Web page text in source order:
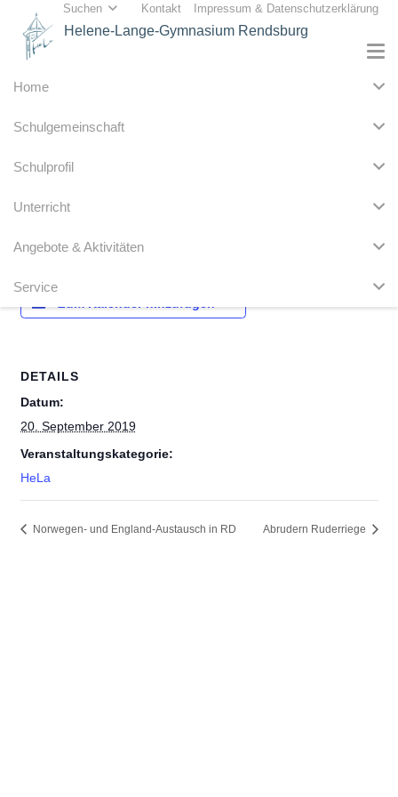
Suchen Kontakt Impressum & Datenschutzerklärung
Helene-Lange-Gymnasium Rendsburg
Home
Schulgemeinschaft
Schulprofil
Unterricht
Angebote & Aktivitäten
Service
Weltklimatag
DETAILS
Datum:
20. September 2019
Veranstaltungskategorie:
HeLa
Norwegen- und England-Austausch in RD Abrudern Ruderriege